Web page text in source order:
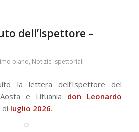
dell’Ispettore –
piano, Notizie ispettoriali
la lettera dell’Ispettore del
e Lituania don Leonardo
luglio 2026.